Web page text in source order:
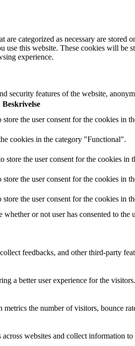
categorized as necessary are stored
use this website. These cookies will be
experience.
security features of the website,
Beskrivelse
the user consent for the cookies in
cookies in the category "Functional".
the user consent for the cookies in
the user consent for the cookies in
the user consent for the cookies in
or not user has consented to the
feedbacks, and other third-party
a better user experience for the visitors.
the number of visitors, bounce
websites and collect information